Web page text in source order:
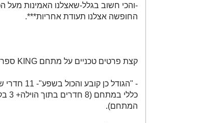
-והכי חשוב בגלל-שאצלנו האמינות מעל
החופשה אצלנו תעודת אחריות***.
קצת פרטים טכניים על מתחם KING ספרטה-
- "הגודל כן
המתחם).